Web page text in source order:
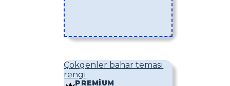
Çokgenler bahar teması
rengi
PREMIUM